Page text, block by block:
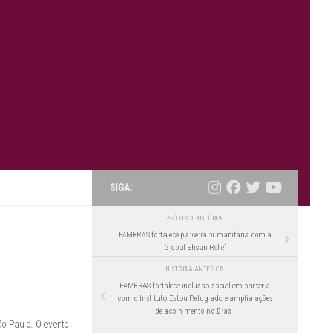
Paulo. O evento
SIGA:
PRÓXIMO HISTÓRIA
FAMBRAS fortalece parceria humanitária com a
Global Ehsan Relief
HISTÓRIA ANTERIOR
FAMBRAS fortalece inclusão social em parceria
com o Instituto Estou Refugiado e amplia ações
de acolhimento no Brasil